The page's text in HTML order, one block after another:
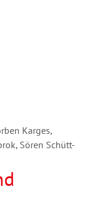
Karges,
Sören Schütt-